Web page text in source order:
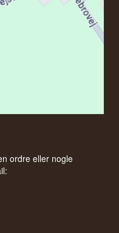
ordre eller nogle